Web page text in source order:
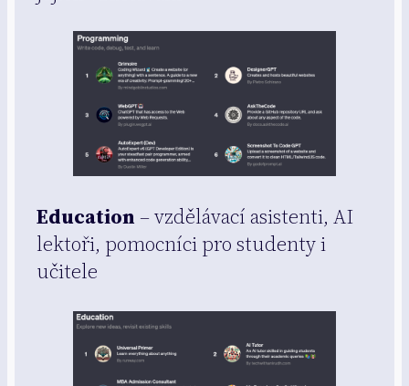
Education – vzdělávací asistenti, AI
lektoři, pomocníci pro studenty i
učitele